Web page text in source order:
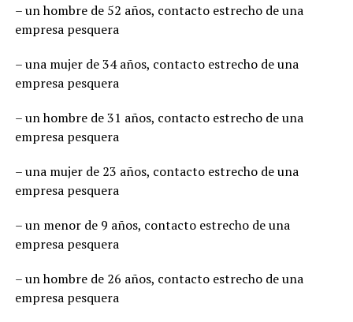
– un hombre de 52 años, contacto estrecho de una
empresa pesquera
– una mujer de 34 años, contacto estrecho de una
empresa pesquera
– un hombre de 31 años, contacto estrecho de una
empresa pesquera
– una mujer de 23 años, contacto estrecho de una
empresa pesquera
– un menor de 9 años, contacto estrecho de una
empresa pesquera
– un hombre de 26 años, contacto estrecho de una
empresa pesquera